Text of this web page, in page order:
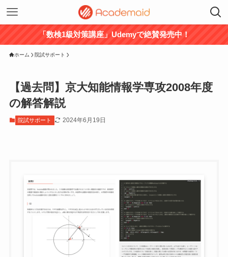
「数検1級対策講座」Udemyで絶賛発売中！
ホーム 院試サポート
【過去問】京大知能情報学専攻2008年度
の解答解説
院試サポート 2024年6月19日